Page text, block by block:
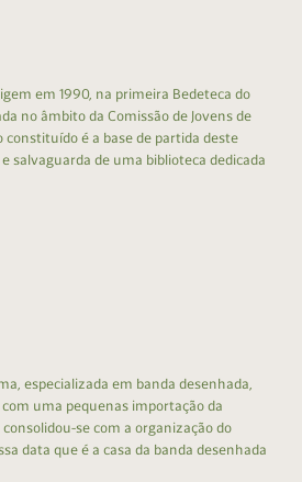
em 1990, na primeira Bedeteca do
no âmbito da Comissão de Jovens de
constituído é a base de partida deste
salvaguarda de uma biblioteca dedicada
especializada em banda desenhada,
uma pequenas importação da
se com a organização do
data que é a casa da banda desenhada